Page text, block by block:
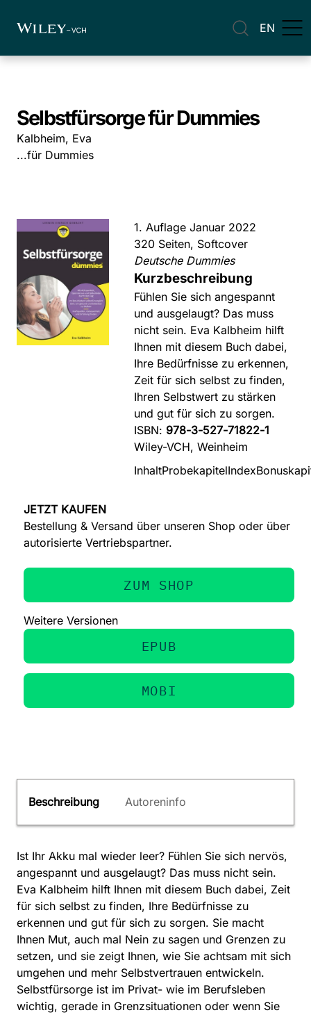
EN
Selbstfürsorge für Dummies
Kalbheim, Eva
...für Dummies
1. Auflage Januar 2022
320 Seiten, Softcover
Deutsche Dummies
Kurzbeschreibung
Fühlen Sie sich angespannt
und ausgelaugt? Das muss
nicht sein. Eva Kalbheim hilft
Ihnen mit diesem Buch dabei,
Ihre Bedürfnisse zu erkennen,
Zeit für sich selbst zu finden,
Ihren Selbstwert zu stärken
und gut für sich zu sorgen.
ISBN: 978-3-527-71822-1
Wiley-VCH, Weinheim
InhaltProbekapitelIndex
JETZT KAUFEN
Bestellung & Versand über unseren Shop oder über
autorisierte Vertriebspartner.
ZUM SHOP
Weitere Versionen
EPUB
MOBI
Beschreibung Autoreninfo
Ist Ihr Akku mal wieder leer? Fühlen Sie sich nervös,
angespannt und ausgelaugt? Das muss nicht sein.
Eva Kalbheim hilft Ihnen mit diesem Buch dabei, Zeit
für sich selbst zu finden, Ihre Bedürfnisse zu
erkennen und gut für sich zu sorgen. Sie macht
Ihnen Mut, auch mal Nein zu sagen und Grenzen zu
setzen, und sie zeigt Ihnen, wie Sie achtsam mit sich
umgehen und mehr Selbstvertrauen entwickeln.
Selbstfürsorge ist im Privat- wie im Berufsleben
wichtig, gerade in Grenzsituationen oder wenn Sie